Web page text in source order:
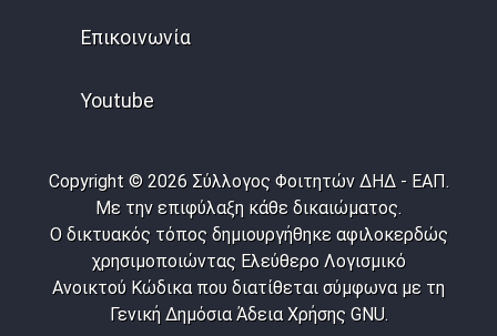
Επικοινωνία
Youtube
Copyright © 2026 Σύλλογος Φοιτητών ΔΗΔ - ΕΑΠ.
Με την επιφύλαξη κάθε δικαιώματος.
Ο δικτυακός τόπος δημιουργήθηκε αφιλοκερδώς
χρησιμοποιώντας Ελεύθερο Λογισμικό
Ανοικτού Κώδικα που διατίθεται σύμφωνα με τη
Γενική Δημόσια Άδεια Χρήσης GNU.